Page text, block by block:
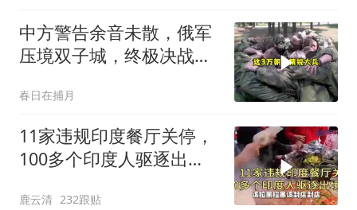
中方警告余音未散，俄军
压境双子城，终极决战开
春日在捕月
11家违规印度餐厅关停，
100多个印度人驱逐出
鹿云清 232跟贴